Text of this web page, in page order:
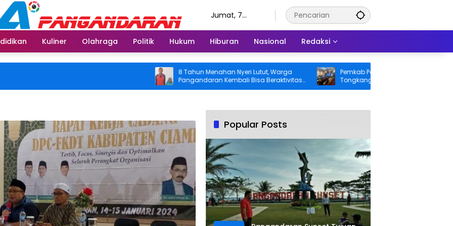
Jumat, 7
Kuliner Olahraga Politik Hukum Hiburan Nasional Redaksi
8 Tahun Menahan Nyeri Lutut, Warga
Pangandaran Kembali Bisa Beraktivitas
Usai Operasi Gratis Ditanggung BPJS
Pemkab Pangandaran Desak Bangkai
Tongkang dan Ceceran Batu Bara
Segera Diangkat, Soroti Buruknya
Popular Posts